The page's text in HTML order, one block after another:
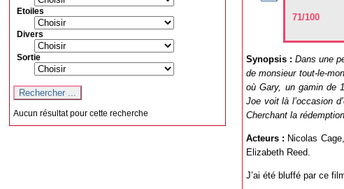
71/100
Synopsis : Dans une
de monsieur tout-le-
où Gary, un gamin de
Joe voit là l’occasion
Cherchant la
Acteurs : Nicolas
Elizabeth Reed.
J’ai été bluffé par ce
Etoiles
Divers
Sortie
Aucun résultat pour cette recherche